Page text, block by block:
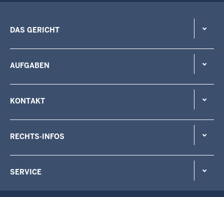
DAS GERICHT
AUFGABEN
KONTAKT
RECHTS-INFOS
SERVICE